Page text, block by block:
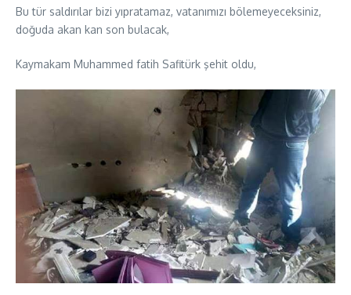
Bu tür saldırılar bizi yıpratamaz, vatanımızı bölemeyeceksiniz,
doğuda akan kan son bulacak,
Kaymakam Muhammed fatih Safitürk şehit oldu,